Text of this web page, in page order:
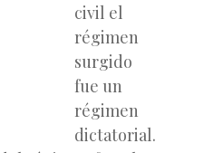
civil el
régimen
surgido
fue un
régimen
dictatorial.